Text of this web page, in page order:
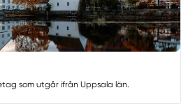
som utgår ifrån Uppsala län.